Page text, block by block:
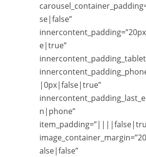
se|false”
e|true”
|0px|false|true”
n|phone”
alse|false”